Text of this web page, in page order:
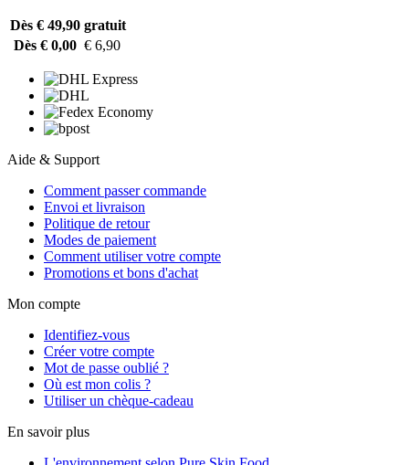
Dès € 49,90 gratuit
Dès € 0,00 € 6,90
Aide & Support
Comment passer commande
Envoi et livraison
Politique de retour
Modes de paiement
Comment utiliser votre compte
Promotions et bons d'achat
Mon compte
Identifiez-vous
Créer votre compte
Mot de passe oublié ?
Où est mon colis ?
Utiliser un chèque-cadeau
En savoir plus